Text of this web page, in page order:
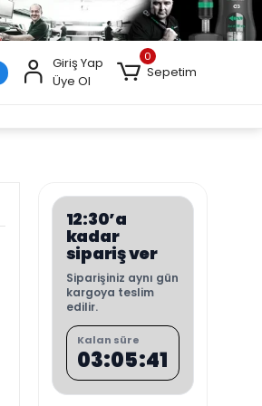
Giriş Yap
Üye Ol
0
Sepetim
12:30’a
kadar
sipariş ver
Siparişiniz aynı gün
kargoya teslim
edilir.
Kalan süre
03:05:40